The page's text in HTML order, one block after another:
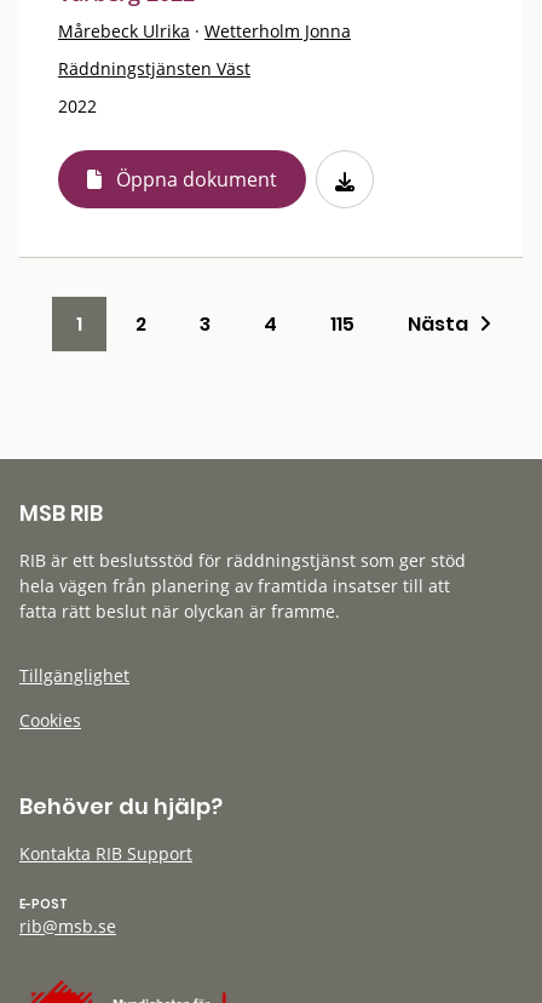
Mårebeck Ulrika · Wetterholm Jonna
Räddningstjänsten Väst
2022
Öppna dokument
1 2 3 4 115 Nästa
MSB RIB
RIB är ett beslutsstöd för räddningstjänst som ger stöd
hela vägen från planering av framtida insatser till att
fatta rätt beslut när olyckan är framme.
Tillgänglighet
Cookies
Behöver du hjälp?
Kontakta RIB Support
E-POST
rib@msb.se